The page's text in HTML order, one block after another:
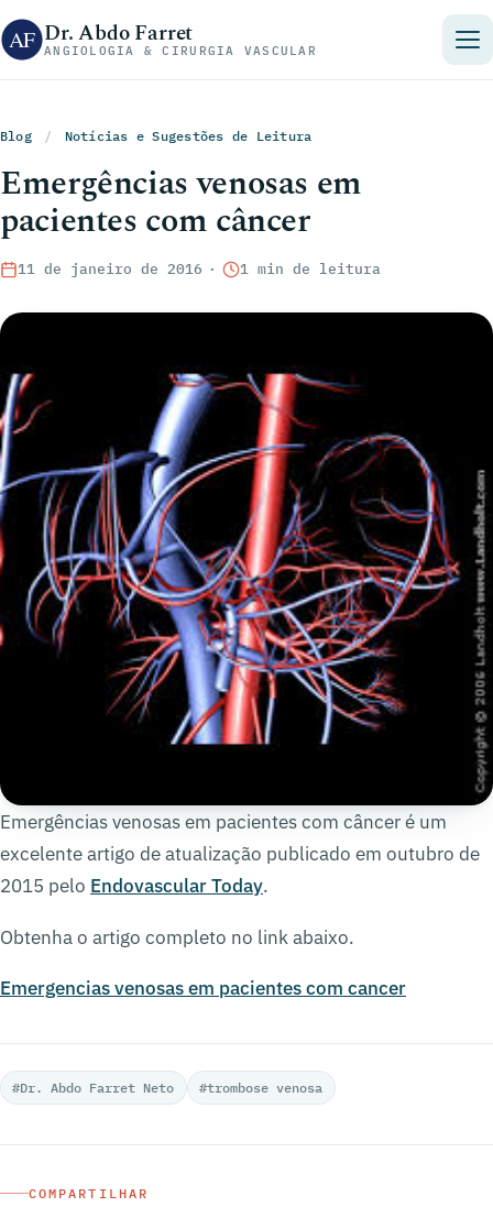
Pular para o conteúdo
Dr. Abdo Farret
ANGIOLOGIA & CIRURGIA VASCULAR
Blog / Notícias e Sugestões de Leitura
Emergências venosas em
pacientes com câncer
11 de janeiro de 2016 · 1 min de leitura
Emergências venosas em pacientes com câncer é um
excelente artigo de atualização publicado em outubro de
2015 pelo Endovascular Today.
Obtenha o artigo completo no link abaixo.
Emergencias venosas em pacientes com cancer
#Dr. Abdo Farret Neto #trombose venosa
COMPARTILHAR